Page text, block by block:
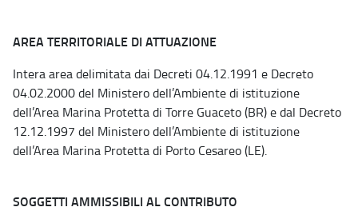
AREA TERRITORIALE DI ATTUAZIONE
Intera area delimitata dai Decreti 04.12.1991 e Decreto
04.02.2000 del Ministero dell’Ambiente di istituzione
dell’Area Marina Protetta di Torre Guaceto (BR) e dal Decreto
12.12.1997 del Ministero dell’Ambiente di istituzione
dell’Area Marina Protetta di Porto Cesareo (LE).
SOGGETTI AMMISSIBILI AL CONTRIBUTO